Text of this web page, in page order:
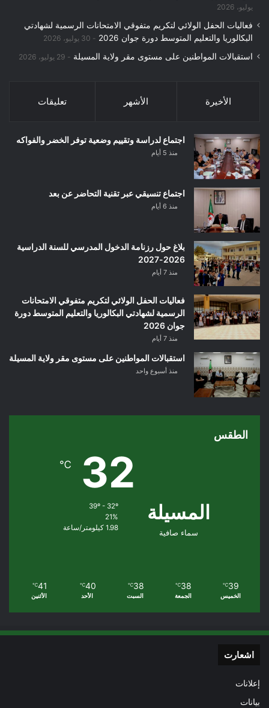
يوليو، 2026
فعاليات الحفل الولائي لتكريم متفوقي الامتحانات الرسمية لشهادتي
البكالوريا والتعليم المتوسط دورة جوان 2026
30 يوليو، 2026
استقبالات المواطنين على مستوى مقر ولاية المسيلة 29 يوليو، 2026
الأخيرة الأشهر تعليقات
اجتماع لدراسة وتقييم وضعية توفر الخضر والفواكه
منذ 5 أيام
اجتماع تنسيقي عبر تقنية التحاضر عن بعد
منذ 6 أيام
بلاغ حول رزنامة الدخول المدرسي للسنة الدراسية
2026-2027
منذ 7 أيام
فعاليات الحفل الولائي لتكريم متفوقي الامتحانات
الرسمية لشهادتي البكالوريا والتعليم المتوسط دورة
جوان 2026
منذ 7 أيام
استقبالات المواطنين على مستوى مقر ولاية المسيلة
منذ أسبوع واحد
الطقس
المسيلة
سماء صافية
32
℃
39º - 32º
21%
1.98 كيلومتر/ساعة
39
℃
الخميس
38
℃
الجمعة
38
℃
السبت
40
℃
الأحد
41
℃
الأثنين
اشعارت
إعلانات
بيانات